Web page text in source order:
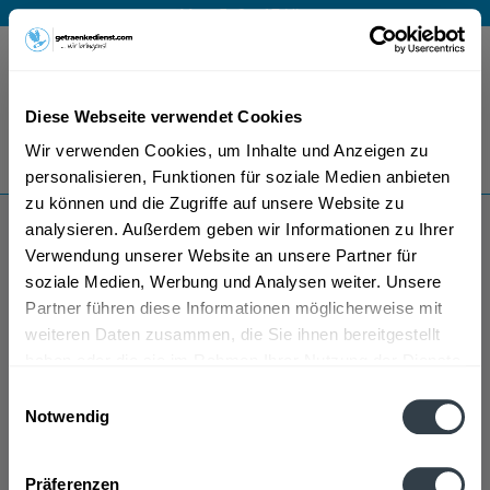
Diese Webseite verwendet Cookies
Wir verwenden Cookies, um Inhalte und Anzeigen zu
personalisieren, Funktionen für soziale Medien anbieten
zu können und die Zugriffe auf unsere Website zu
analysieren. Außerdem geben wir Informationen zu Ihrer
Verwendung unserer Website an unsere Partner für
soziale Medien, Werbung und Analysen weiter. Unsere
Partner führen diese Informationen möglicherweise mit
weiteren Daten zusammen, die Sie ihnen bereitgestellt
Notwendig
Präferenzen
Mo – Fr 9 – 17 Uhr
Menü
Bestellung widerrufen
Es gilt unsere Datenschutzerklärung
Spitzmund Gin
Spitzmund Gin wird in den folgenden Regionen,
Städten, Orten und Postleitzahl-Gebieten geliefert